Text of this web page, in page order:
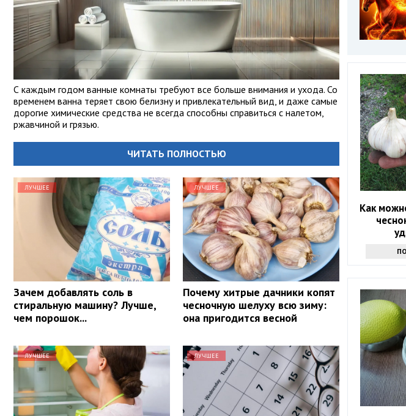
С каждым годом ванные комнаты требуют все больше внимания и ухода. Со
временем ванна теряет свою белизну и привлекательный вид, и даже самые
дорогие химические средства не всегда способны справиться с налетом,
ржавчиной и грязью.
ЧИТАТЬ ПОЛНОСТЬЮ
ЛУЧШЕЕ
Зачем добавлять соль в
стиральную машину? Лучше,
чем порошок...
ЛУЧШЕЕ
Почему хитрые дачники копят
чесночную шелуху всю зиму:
она пригодится весной
ЛУЧШЕЕ ЛУЧШЕЕ
Как